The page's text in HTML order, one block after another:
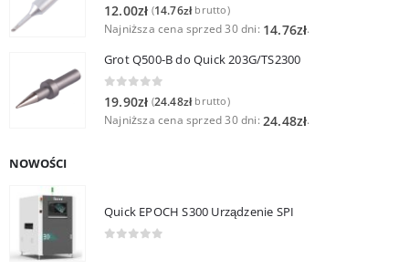
12.00zł (14.76złbrutto)
Najniższa cena sprzed 30 dni: 14.76zł.
Grot Q500-B do Quick 203G/TS2300
0out of 5
19.90zł (24.48złbrutto)
Najniższa cena sprzed 30 dni: 24.48zł.
NOWOŚCI
Quick EPOCH S300 Urządzenie SPI